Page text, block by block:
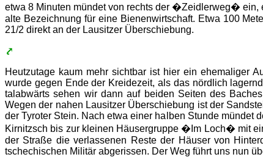
etwa 8 Minuten mündet von rechts der �Zeidlerweg�
alte Bezeichnung für eine Bienenwirtschaft. Etwa 100
21/2 direkt an der Lausitzer Überschiebung.
Heutzutage kaum mehr sichtbar ist hier ein ehemaliger
wurde gegen Ende der Kreidezeit, als das nördlich
talabwärts sehen wir dann auf beiden Seiten des
Wegen der nahen Lausitzer Überschiebung ist der
der Tyroter Stein. Nach etwa einer halben Stunde mündet
Kirnitzsch bis zur kleinen Häusergruppe �Im Loch� mit
der Straße die verlassenen Reste der Häuser von
tschechischen Militär abgerissen. Der Weg führt uns nun